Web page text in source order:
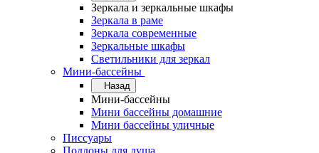
Зеркала и зеркальные шкафы
Зеркала в раме
Зеркала современные
Зеркальные шкафы
Светильники для зеркал
Мини-бассейны
Назад
Мини-бассейны
Мини бассейны домашние
Мини бассейны уличные
Писсуары
Поддоны для душа